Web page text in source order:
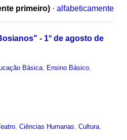
primeiro) · alfabeticamente
- 1° de agosto de
Básica Ensino Básico
,Ciências Humanas ,Cultura